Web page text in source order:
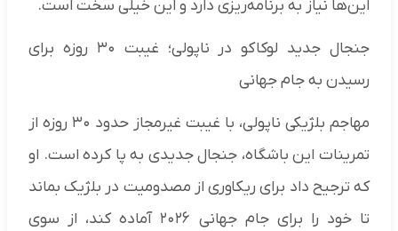
این‌ها نیاز به برنامه‌ریزی دارد و این خیلی سخت است.
جنجال جدید لوکاکو در ناپولی؛ غیبت ۳۰ روزه برای
رسیدن به جام جهانی
مهاجم بلژیکی ناپولی، با غیبت غیرمجاز حدود ۳۰ روزه از
تمرینات این باشگاه، جنجال جدیدی به پا کرده است. او
که ترجیح داد برای ریکاوری از مصدومیت در بلژیک بماند
تا خود را برای جام جهانی ۲۰۲۶ آماده کند، از سوی